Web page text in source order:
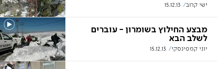
ישי קרוב 15.12.13
מבצע החילוץ בשומרון - עוברים
לשלב הבא
יוני קמפינסקי 15.12.13